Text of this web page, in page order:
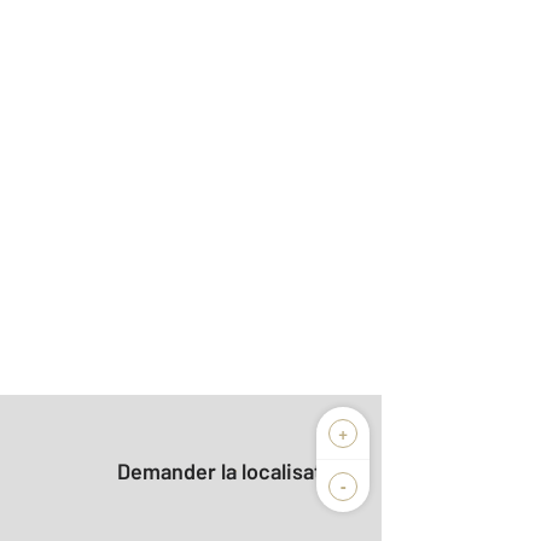
+
-
Demander la localisation